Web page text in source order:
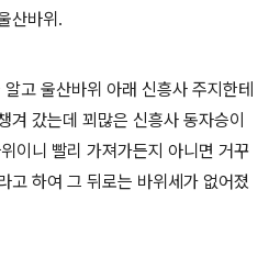
산바위.
고 울산바위 아래 신흥사 주지한테
겨 갔는데 꾀많은 신흥사 동자승이
이니 빨리 가져가든지 아니면 거꾸
고 하여 그 뒤로는 바위세가 없어졌